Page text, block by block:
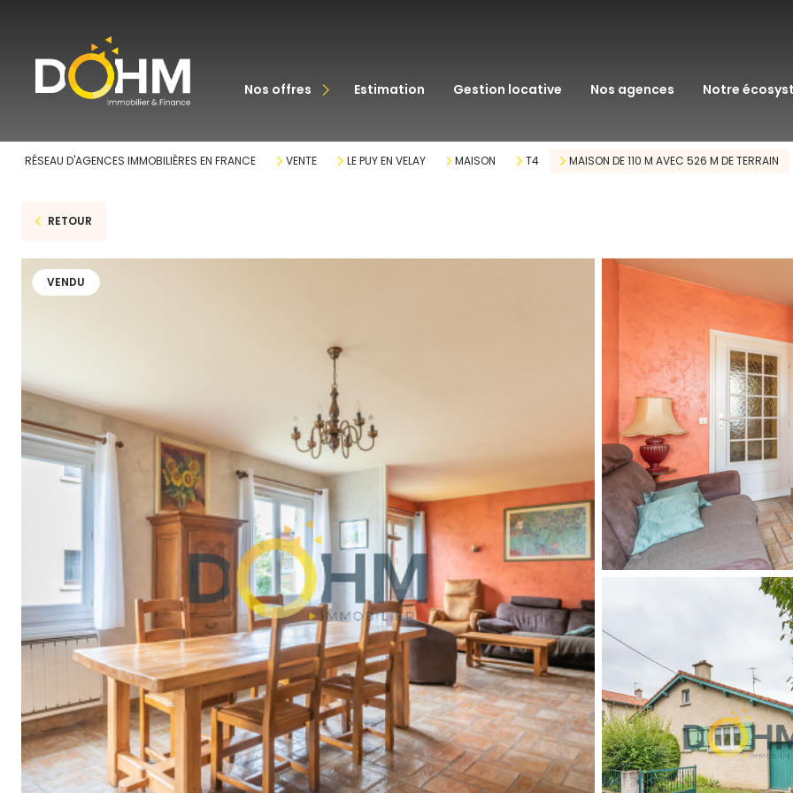
nos offres
acheter estimation gestion locative nos agences notre
courtage en
RÉSEAU D'AGENCES IMMOBILIÈRES EN FRANCE VENTE LE PUY EN VELAY MAISON T4 MAISON DE 110 M AVEC 526 M DE TERRAIN
RETOUR
VENDU